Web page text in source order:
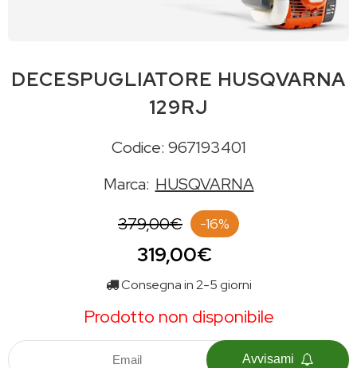
DECESPUGLIATORE HUSQVARNA
129RJ
Codice: 967193401
Marca: HUSQVARNA
379,00€
-16%
319,00€
Consegna in 2-5 giorni
Prodotto non disponibile
Avvisami